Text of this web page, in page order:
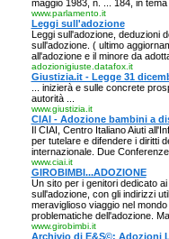
maggio 1983, n. ... 184, in
www.parlamento.it
Leggi sull'adozione
Leggi sull'adozione, deduzioni
sull'adozione. ( ultimo
all'adozione e il minore da
adozionigiuste.datafox.it
Giustizia.it - Legge 31
... inizierà e sulle concrete
autorità ...
www.giustizia.it
CIAI - Adozione bambini a
Il CIAI, Centro Italiano Aiuti
per tutelare e difendere i diritti
internazionale. Due
www.ciai.it
GIROBIMBI...ADOZIONE
Un sito per i genitori dedicato
sull'adozione, con gli indirizzi
meraviglioso viaggio nel
problematiche dell'adozione.
www.girobimbi.it
Archivio di E&S©: Adozioni